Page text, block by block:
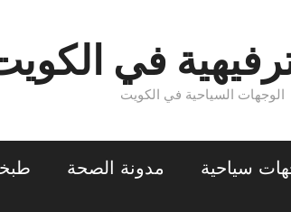
في
الوجهات السياحية في الكويت
سياحية مدونة الصحة